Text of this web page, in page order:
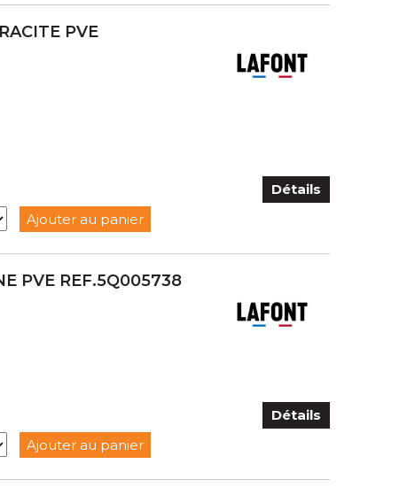
PVE
Détails
Ajouter au panier
PVE REF.5Q005738
Détails
Ajouter au panier